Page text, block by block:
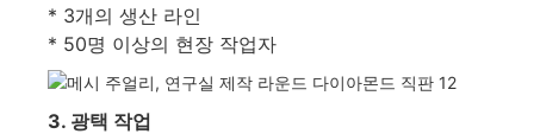
* 3개의 생산 라인
* 50명 이상의 현장 작업자
3. 광택 작업